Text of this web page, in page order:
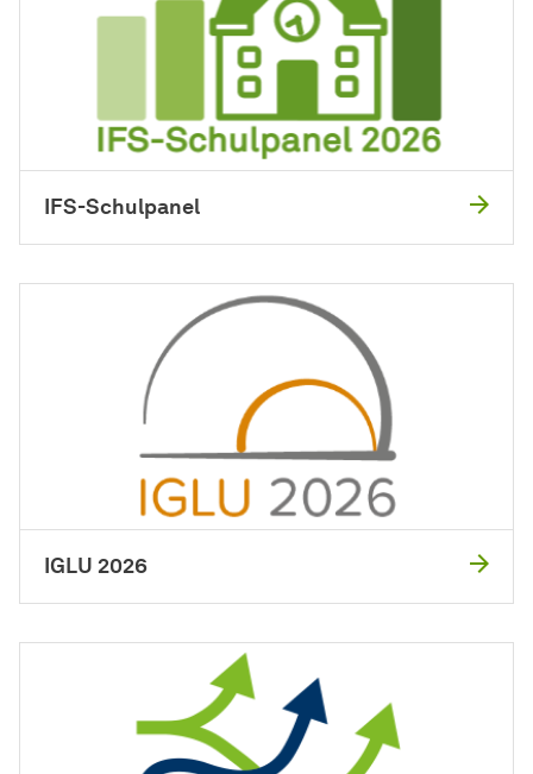
IFS-Schulpanel
IGLU 2026